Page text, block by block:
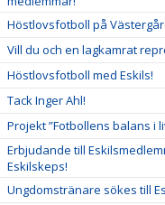
Höstlovsfotboll på
Vill du och en lagkamrat
Höstlovsfotboll med Eskils!
Tack Inger Ahl!
Projekt ”Fotbollens balans i
Erbjudande till
Eskilskeps!
Ungdomstränare sökes till